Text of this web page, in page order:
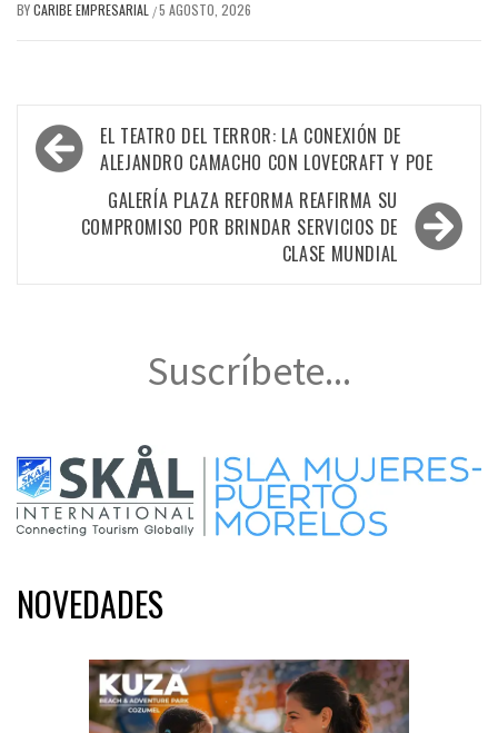
BYCARIBE EMPRESARIAL /5 AGOSTO, 2026
Navegación
de
entradas
EL TEATRO DEL TERROR: LA CONEXIÓN DE
ALEJANDRO CAMACHO CON LOVECRAFT Y POE
GALERÍA PLAZA REFORMA REAFIRMA SU
COMPROMISO POR BRINDAR SERVICIOS DE
CLASE MUNDIAL
Suscríbete...
NOVEDADES